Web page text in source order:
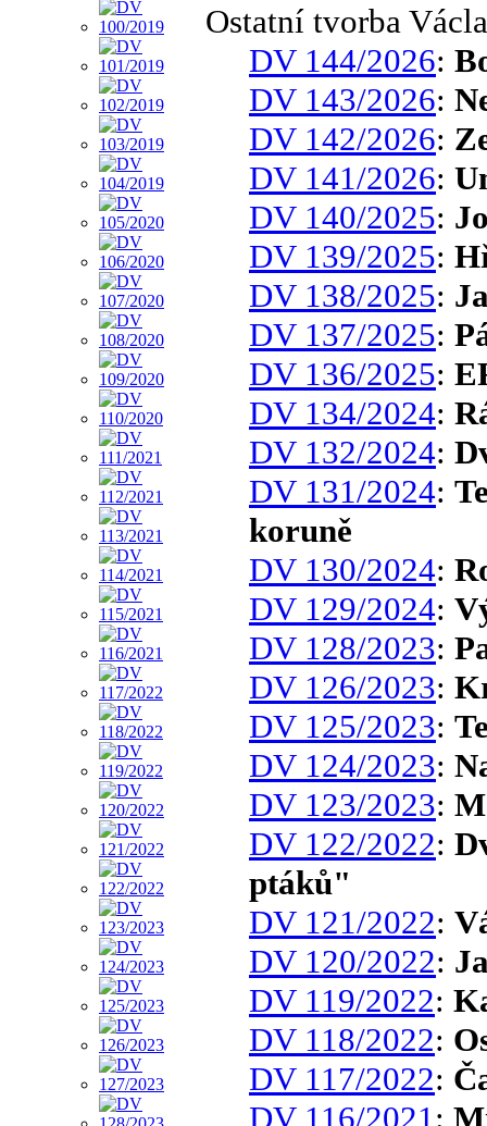
Ostatní tvorba
DV 144/2026:
DV 143/2026:
DV 142/2026:
DV 141/2026:
DV 140/2025:
DV 139/2025:
DV 138/2025:
DV 137/2025:
DV 136/2025:
DV 134/2024:
DV 132/2024:
DV 131/2024:
koruně
DV 130/2024:
DV 129/2024:
DV 128/2023:
DV 126/2023:
DV 125/2023:
DV 124/2023:
DV 123/2023:
DV 122/2022:
ptáků"
DV 121/2022:
DV 120/2022:
DV 119/2022:
DV 118/2022:
DV 117/2022:
DV 116/2021 :